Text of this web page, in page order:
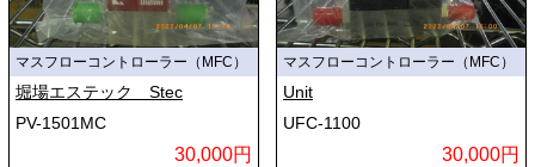
マスフローコントローラー（MFC）
堀場エステック Stec
PV-1501MC
30,000円
マスフローコントローラー（MFC）
Unit
UFC-1100
30,000円